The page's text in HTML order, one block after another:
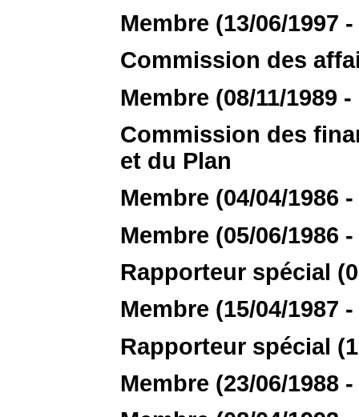
Membre (13/06/1997
Commission des
Membre (08/11/1989 -
Commission des
et du Plan
Membre (04/04/1986
Membre (05/06/1986
Rapporteur spécial
Membre (15/04/1987
Rapporteur spécial
Membre (23/06/1988 -